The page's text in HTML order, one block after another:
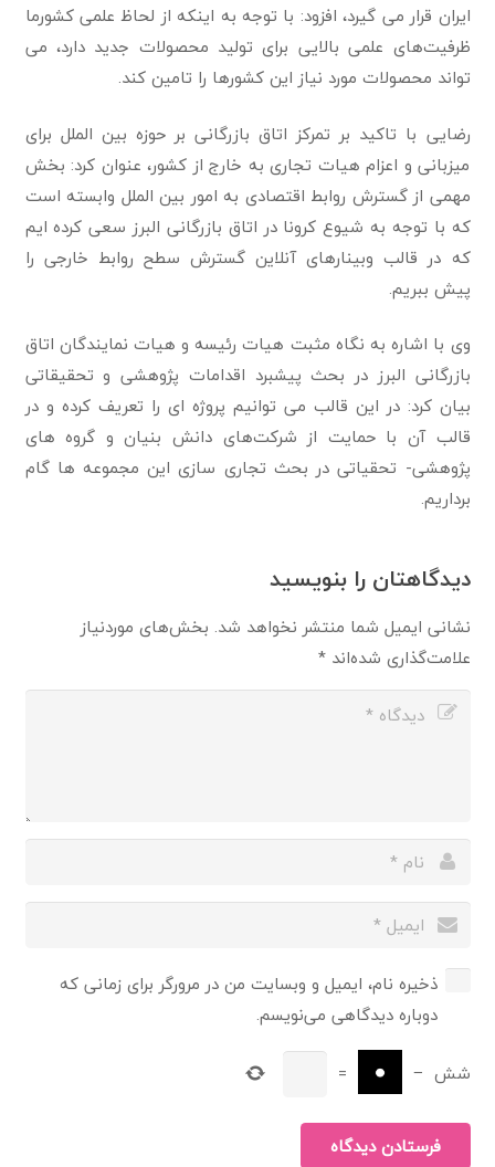
ایران قرار می گیرد، افزود: با توجه به اینکه از لحاظ علمی کشورما
ظرفیت‌های علمی بالایی برای تولید محصولات جدید دارد، می
تواند محصولات مورد نیاز این کشورها را تامین کند.
رضایی با تاکید بر تمرکز اتاق بازرگانی بر حوزه بین الملل برای
میزبانی و اعزام هیات تجاری به خارج از کشور، عنوان کرد: بخش
مهمی از گسترش روابط اقتصادی به امور بین الملل وابسته است
که با توجه به شیوع کرونا در اتاق بازرگانی البرز سعی کرده ایم
که در قالب وبینارهای آنلاین گسترش سطح روابط خارجی را
پیش ببریم.
وی با اشاره به نگاه مثبت هیات رئیسه و هیات نمایندگان اتاق
بازرگانی البرز در بحث پیشبرد اقدامات پژوهشی و تحقیقاتی
بیان کرد: در این قالب می توانیم پروژه ای را تعریف کرده و در
قالب آن با حمایت از شرکت‌های دانش بنیان و گروه های
پژوهشی- تحقیاتی در بحث تجاری سازی این مجموعه ها گام
برداریم.
دیدگاهتان را بنویسید
نشانی ایمیل شما منتشر نخواهد شد. بخش‌های موردنیاز
علامت‌گذاری شده‌اند*
ذخیره نام، ایمیل و وبسایت من در مرورگر برای زمانی که
دوباره دیدگاهی می‌نویسم.
شش −
=
فرستادن دیدگاه